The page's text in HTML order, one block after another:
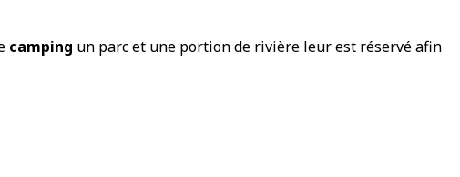
camping un parc et une portion de rivière leur est réservé afin